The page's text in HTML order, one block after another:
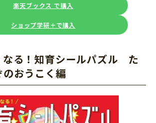
楽天ブックス で購入
ショップ学研＋で購入
なる！知育シールパズル た
おうこく編